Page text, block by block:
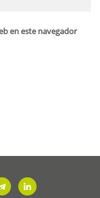
en este navegador